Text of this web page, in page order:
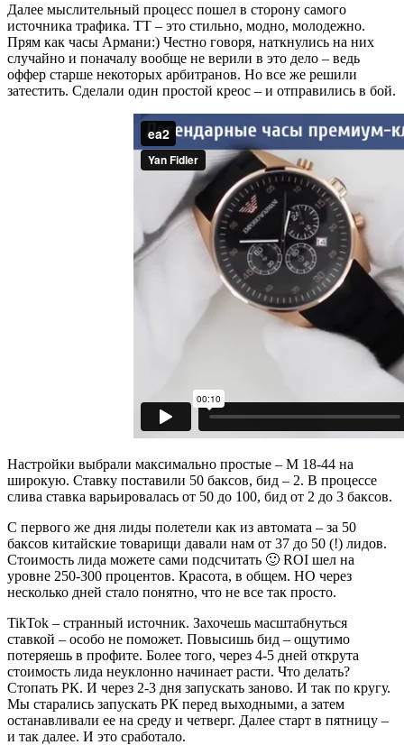
Далее мыслительный процесс пошел в сторону самого
источника трафика. ТТ – это стильно, модно, молодежно.
Прям как часы Армани:) Честно говоря, наткнулись на них
случайно и поначалу вообще не верили в это дело – ведь
оффер старше некоторых арбитранов. Но все же решили
затестить. Сделали один простой креос – и отправились в бой.
Настройки выбрали максимально простые – М 18-44 на
широкую. Ставку поставили 50 баксов, бид – 2. В процессе
слива ставка варьировалась от 50 до 100, бид от 2 до 3 баксов.
С первого же дня лиды полетели как из автомата – за 50
баксов китайские товарищи давали нам от 37 до 50 (!) лидов.
Стоимость лида можете сами подсчитать 🙂 ROI шел на
уровне 250-300 процентов. Красота, в общем. НО через
несколько дней стало понятно, что не все так просто.
TikTok – странный источник. Захочешь масштабнуться
ставкой – особо не поможет. Повысишь бид – ощутимо
потеряешь в профите. Более того, через 4-5 дней открута
стоимость лида неуклонно начинает расти. Что делать?
Стопать РК. И через 2-3 дня запускать заново. И так по кругу.
Мы старались запускать РК перед выходными, а затем
останавливали ее на среду и четверг. Далее старт в пятницу –
и так далее. И это сработало.